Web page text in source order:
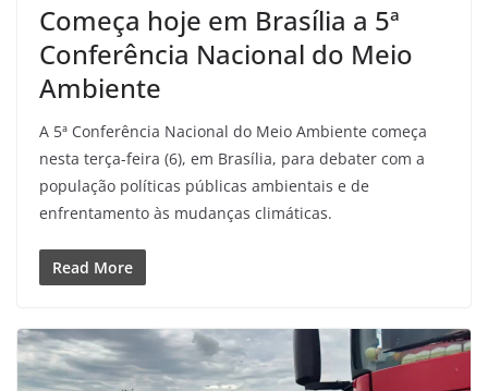
Começa hoje em Brasília a 5ª
Conferência Nacional do Meio
Ambiente
A 5ª Conferência Nacional do Meio Ambiente começa
nesta terça-feira (6), em Brasília, para debater com a
população políticas públicas ambientais e de
enfrentamento às mudanças climáticas.
Read More